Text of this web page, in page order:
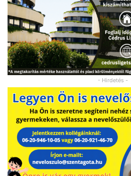
- Hirdetés -